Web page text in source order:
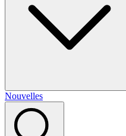
Nouvelles